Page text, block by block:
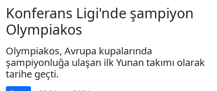
Konferans Ligi'nde şampiyon
Olympiakos
Olympiakos, Avrupa kupalarında
şampiyonluğa ulaşan ilk Yunan takımı olarak
tarihe geçti.